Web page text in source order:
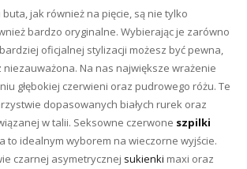
jak również na pięcie, są nie tylko
bardzo oryginalne. Wybierając je zarówno
oficjalnej stylizacji możesz być pewna,
Na nas największe wrażenie
głębokiej czerwieni oraz pudrowego różu. Te
dopasowanych białych rurek oraz
w talii. Seksowne czerwone szpilki
to idealnym wyborem na wieczorne wyjście.
czarnej asymetrycznej sukienki maxi oraz